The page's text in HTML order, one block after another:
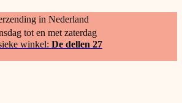
in Nederland
tot en met zaterdag
winkel: De dellen 27